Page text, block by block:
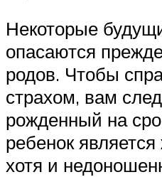
Некоторые
опасаются
родов. Чтобы
страхом, вам
рожденный на
ребенок
хотя и